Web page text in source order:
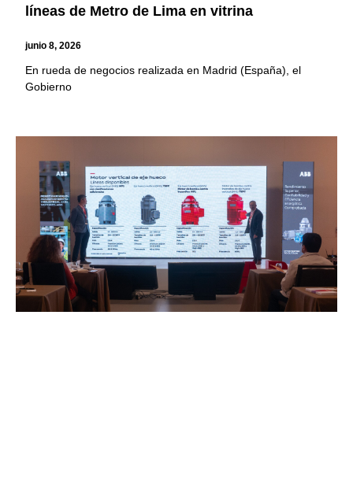
líneas de Metro de Lima en vitrina
junio 8, 2026
En rueda de negocios realizada en Madrid (España), el
Gobierno